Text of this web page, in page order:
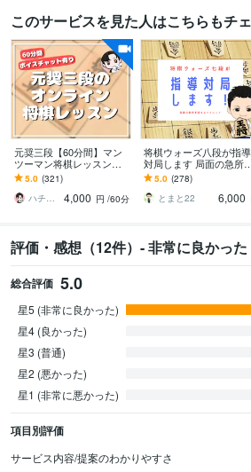
このサービスを見た人はこちらもチ
元奨三段【60分間】マン
ツーマン将棋レッスンし
ます 初心者大歓迎♪貴方
に寄り添った優しいレッ
スンで手助けします✨
5.0 (321)
ハチ☗【元奨三段】
4,000 円 /60分
将棋ウォーズ八段が指導
対局します 局面の急所の
捉え方、正しい将棋の考
え方を伝授します。
5.0 (278)
とまと22
6,000
評価・感想（12件）- 非常に良かった
総合評価 5.0
星5 (非常に良かった)
星4 (良かった)
星3 (普通)
星2 (悪かった)
星1 (非常に悪かった)
項目別評価
サービス内容/提案のわかりやすさ